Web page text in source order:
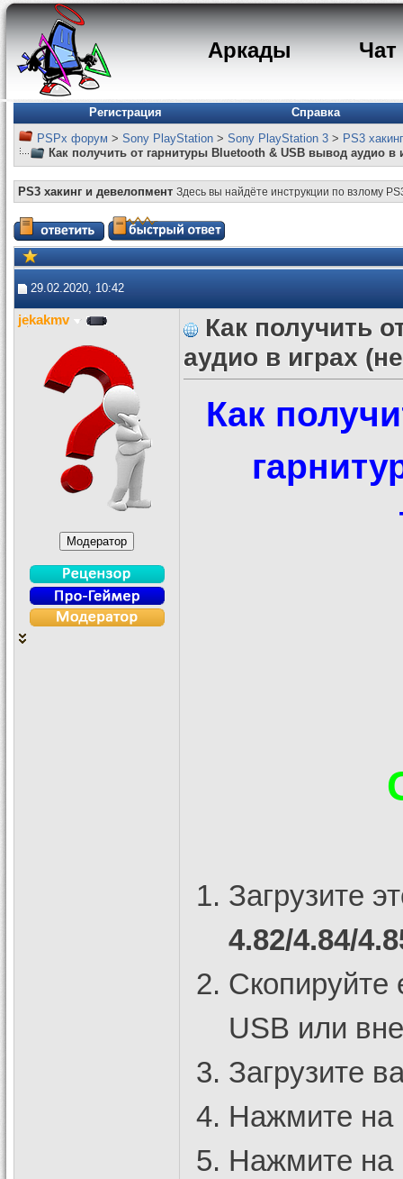
Аркады Чат
Регистрация
Справка
PSPx форум > Sony PlayStation > Sony PlayStation 3 > PS3
Как получить от гарнитуры Bluetooth & USB вывод аудио в
PS3 хакинг и девелопмент Здесь вы найдёте инструкции по взлому
29.02.2020, 10:42
jekakmv
Как получить
аудио в играх
Как
Загрузите
4.82/4.84/
Скопируйте
USB или
Загрузите
Нажмите на
Нажмите на